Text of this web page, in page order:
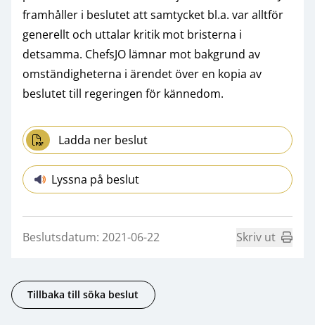
framhåller i beslutet att samtycket bl.a. var alltför
generellt och uttalar kritik mot bristerna i
detsamma. ChefsJO lämnar mot bakgrund av
omständigheterna i ärendet över en kopia av
beslutet till regeringen för kännedom.
Ladda ner beslut
Lyssna på beslut
Beslutsdatum: 2021-06-22 Skriv ut
Tillbaka till söka beslut